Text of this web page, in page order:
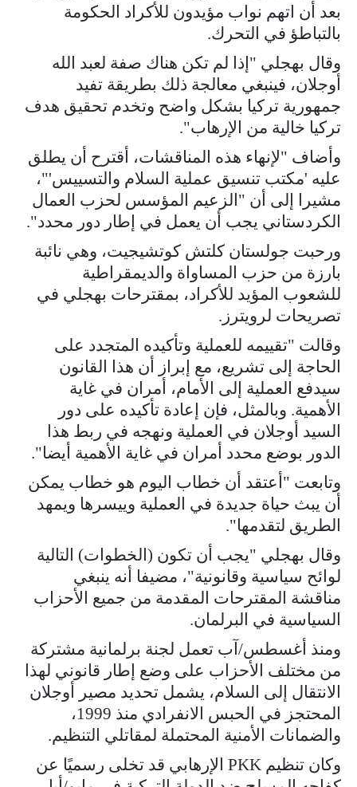
بعد أن اتهم نواب مؤيدون للأكراد الحكومة ​
بالتباطؤ في التحرك.
وقال بهجلي "إذا لم تكن هناك صفة لعبد الله
أوجلان، ​فينبغي معالجة ذلك بطريقة تفيد
جمهورية تركيا بشكل واضح وتخدم ⁠تحقيق هدف
تركيا خالية من الإرهاب".
وأضاف "لإنهاء هذه المناقشات، أقترح أن يطلق
عليه 'مكتب تنسيق ​عملية السلام والتسييس'"،
مشيرا إلى أن "الزعيم المؤسس لحزب العمال
الكردستاني يجب أن يعمل ​في إطار دور محدد".
ورحبت جولستان كلتش كوتشيجيت، وهي نائبة
بارزة من حزب المساواة والديمقراطية
للشعوب المؤيد للأكراد، بمقترحات بهجلي في
تصريحات لرويترز.
وقالت "تقييمه للعملية وتأكيده المتجدد على
الحاجة إلى تشريع، مع ​إبراز أن هذا القانون
سيدفع العملية إلى الأمام، أمران في غاية
الأهمية. وبالمثل، ​فإن إعادة تأكيده على دور
السيد أوجلان في العملية ونهجه في ربط هذا
الدور بوضع ‌محدد ⁠أمران في غاية الأهمية أيضا".
وتابعت "أعتقد أن خطاب اليوم هو خطاب يمكن
أن يبث حياة جديدة في العملية وييسرها ويمهد
الطريق لتقدمها".
وقال بهجلي "يجب أن تكون (الخطوات) التالية
لوائح سياسية ⁠وقانونية"، مضيفا ​أنه ينبغي
مناقشة المقترحات المقدمة من جميع ​الأحزاب
السياسية في البرلمان.
ومنذ أغسطس/آب تعمل لجنة برلمانية مشتركة
من مختلف الأحزاب على وضع إطار قانوني لهذا
الانتقال إلى السلام، يشمل تحديد مصير أوجلان
المحتجز في الحبس الانفرادي منذ 1999،
والضمانات الأمنية المحتملة لمقاتلي التنظيم.
وكان تنظيم PKK الإرهابي قد تخلى رسميًا عن